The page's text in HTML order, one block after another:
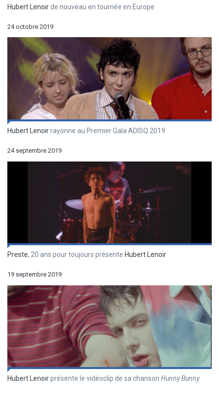
Hubert Lenoirde nouveau en tournée en Europe
24 octobre 2019
Hubert Lenoirrayonne au Premier Gala ADISQ 2019
24 septembre 2019
Preste, 20 ans pour toujours présente Hubert Lenoir
19 septembre 2019
Hubert Lenoirprésente le vidéoclip de sa chanson Hunny Bunny